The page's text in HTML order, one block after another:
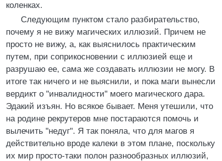
коленках.
Следующим пунктом стало разбирательство,
почему я не вижу магических иллюзий. Причем не
просто не вижу, а, как выяснилось практическим
путем, при соприкосновении с иллюзией еще и
разрушаю ее, сама же создавать иллюзии не могу. В
итоге так ничего и не выяснили, и пока маги вынесли
вердикт о "инвалидности" моего магического дара.
Эдакий изъян. Но всякое бывает. Меня утешили, что
на родине рекрутеров мне постараются помочь и
вылечить "недуг". Я так поняла, что для магов я
действительно вроде калеки в этом плане, поскольку
их мир просто-таки полон разнообразных иллюзий,